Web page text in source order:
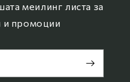
меилинг листа за
и промоции